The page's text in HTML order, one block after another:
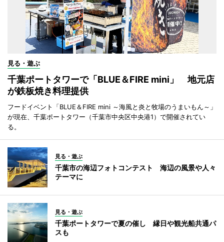
見る・遊ぶ
千葉ポートタワーで「BLUE＆FIRE mini」 地元店
が鉄板焼き料理提供
フードイベント「BLUE＆FIRE mini ～海風と炎と牧場のうまいもん～」
が現在、千葉ポートタワー（千葉市中央区中央港1）で開催されてい
る。
見る・遊ぶ
千葉市の海辺フォトコンテスト 海辺の風景や人々
テーマに
見る・遊ぶ
千葉ポートタワーで夏の催し 縁日や観光船共通パ
スも